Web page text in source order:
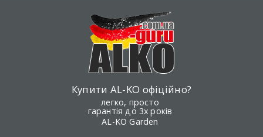
Купити AL-KO офіційно?
легко, просто
гарантія до 3х років
AL-KO Garden